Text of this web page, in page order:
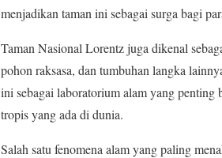
menjadikan taman ini sebagai surga bagi
Taman Nasional Lorentz juga dikenal
pohon raksasa, dan tumbuhan langka
ini sebagai laboratorium alam yang
tropis yang ada di dunia.
Salah satu fenomena alam yang paling